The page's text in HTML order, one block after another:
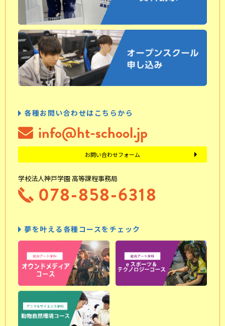
各種お問い合わせはこちらから
info@ht-school.jp
お問い合わせフォーム
学校法人神戸学園 高等課程事務局
078-858-6318
夢を叶える各種コースをチェック